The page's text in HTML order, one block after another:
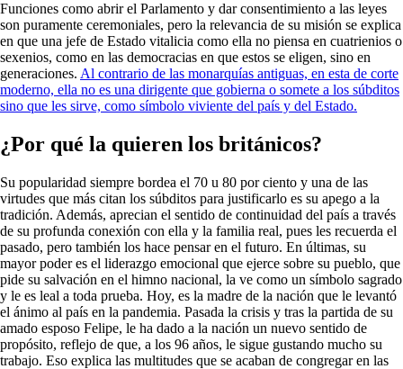
Funciones como abrir el Parlamento y dar consentimiento a las leyes
son puramente ceremoniales, pero la relevancia de su misión se explica
en que una jefe de Estado vitalicia como ella no piensa en cuatrienios o
sexenios, como en las democracias en que estos se eligen, sino en
generaciones. Al contrario de las monarquías antiguas, en esta de corte
moderno, ella no es una dirigente que gobierna o somete a los súbditos
sino que les sirve, como símbolo viviente del país y del Estado.
¿Por qué la quieren los británicos?
Su popularidad siempre bordea el 70 u 80 por ciento y una de las
virtudes que más citan los súbditos para justificarlo es su apego a la
tradición. Además, aprecian el sentido de continuidad del país a través
de su profunda conexión con ella y la familia real, pues les recuerda el
pasado, pero también los hace pensar en el futuro. En últimas, su
mayor poder es el liderazgo emocional que ejerce sobre su pueblo, que
pide su salvación en el himno nacional, la ve como un símbolo sagrado
y le es leal a toda prueba. Hoy, es la madre de la nación que le levantó
el ánimo al país en la pandemia. Pasada la crisis y tras la partida de su
amado esposo Felipe, le ha dado a la nación un nuevo sentido de
propósito, reflejo de que, a los 96 años, le sigue gustando mucho su
trabajo. Eso explica las multitudes que se acaban de congregar en las